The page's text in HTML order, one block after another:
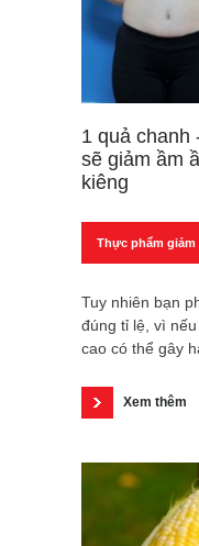
1 quả chanh
sẽ giảm ầm
kiêng
Thực phẩm giảm
Tuy nhiên bạn
đúng tỉ lệ, vì
cao có thể gây
Xem thêm